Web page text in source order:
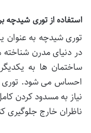
استفاده از توری
توری شیدچه به عنوان
در دنیای مدرن
ساختمان ها به
احساس می شود. توری
نیاز به مسدود کردن
ناظران خارج جلوگیری